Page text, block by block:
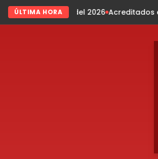
ÚLTIMA HORA
2026 Acreditados en PC ejercen en